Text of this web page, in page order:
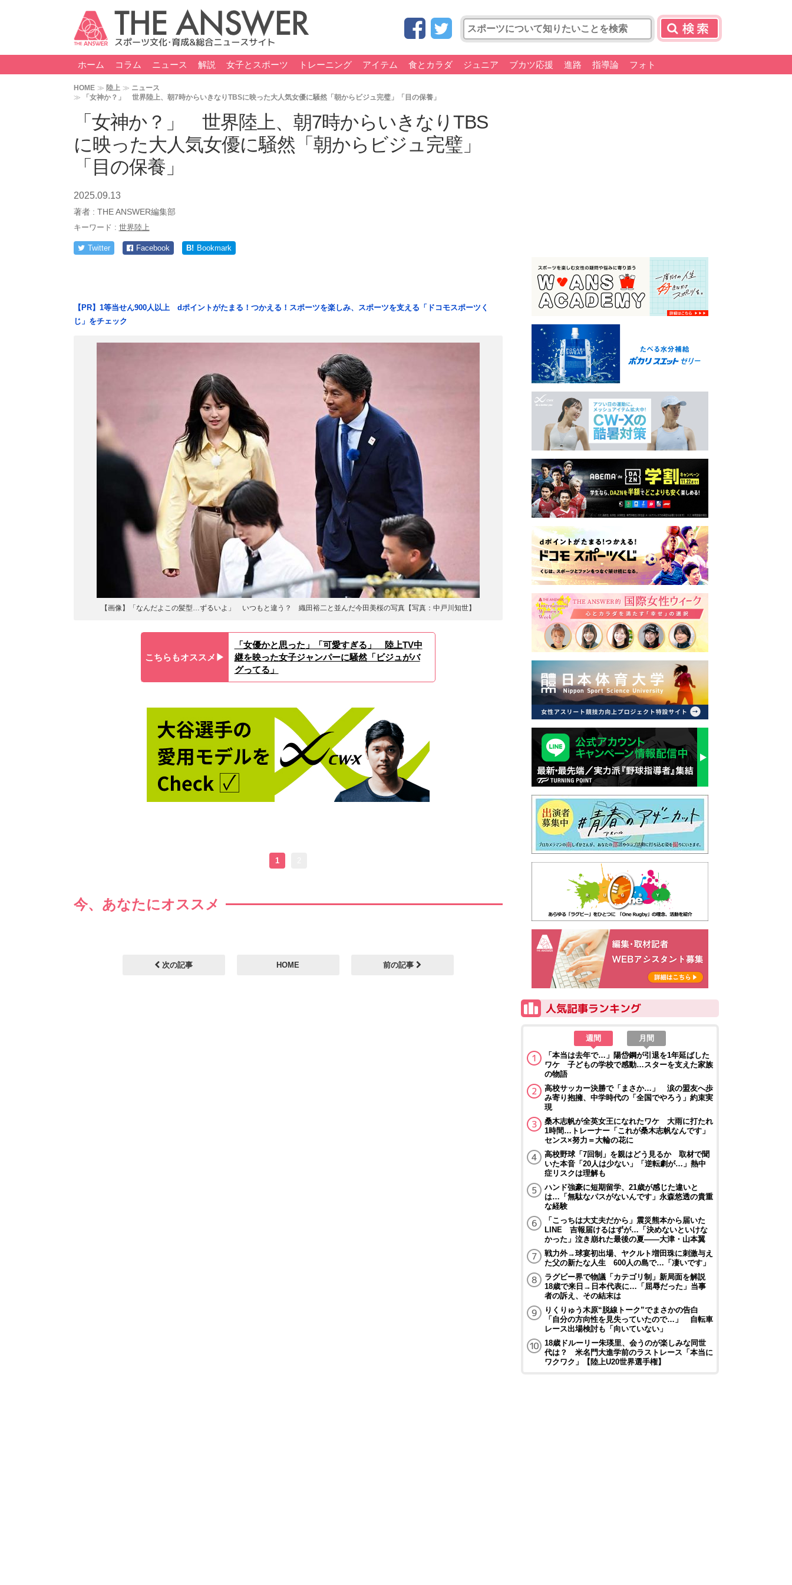
ホーム コラム ニュース 解説 女子とスポーツ トレーニング アイテム 食とカラダ ジュニア ブカツ応援 進路 指導論 フォト
HOME 陸上
ニュース
「女神か？」 世界陸上、朝7時からいきなりTBSに映った大人気女優に騒然「朝からビジュ完璧」「目の保養」
「女神か？」 世界陸上、朝7時からいきなりTBS
に映った大人気女優に騒然「朝からビジュ完璧」
「目の保養」
2025.09.13
著者 : THE ANSWER編集部
キーワード : 世界陸上
Twitter Facebook B! Bookmark
【PR】1等当せん900人以上 dポイントがたまる！つかえる！スポーツを楽しみ、スポーツを支える「ドコモスポーツく
じ」をチェック
【画像】「なんだよこの髪型…ずるいよ」 いつもと違う？ 織田裕二と並んだ今田美桜の写真【写真：中戸川知世】
こちらもオススメ▶︎
「女優かと思った」「可愛すぎる」 陸上TV中
継を映った女子ジャンパーに騒然「ビジュがバ
グってる」
1
今、あなたにオススメ
次の記事 HOME 前の記事
週間
月間
「本当は去年で…」陽岱鋼が引退を1年延ばした
ワケ 子どもの学校で感動…スターを支えた家族
の物語
高校サッカー決勝で「まさか…」 涙の盟友へ歩
み寄り抱擁、中学時代の「全国でやろう」約束実
現
桑木志帆が全英女王になれたワケ 大雨に打たれ
1時間…トレーナー「これが桑木志帆なんです」
センス×努力＝大輪の花に
高校野球「7回制」を親はどう見るか 取材で聞
いた本音「20人は少ない」「逆転劇が…」熱中
症リスクは理解も
ハンド強豪に短期留学、21歳が感じた違いと
は…「無駄なパスがないんです」永森悠透の貴重
な経験
「こっちは大丈夫だから」震災熊本から届いた
LINE 吉報届けるはずが…「決めないといけな
かった」泣き崩れた最後の夏――大津・山本翼
戦力外→球宴初出場、ヤクルト増田珠に刺激与え
た父の新たな人生 600人の島で…「凄いです」
ラグビー界で物議「カテゴリ制」新局面を解説
18歳で来日→日本代表に…「屈辱だった」当事
者の訴え、その結末は
りくりゅう木原“脱線トーク”でまさかの告白
「自分の方向性を見失っていたので…」 自転車
レース出場検討も「向いていない」
18歳ドルーリー朱瑛里、会うのが楽しみな同世
代は？ 米名門大進学前のラストレース「本当に
ワクワク」【陸上U20世界選手権】